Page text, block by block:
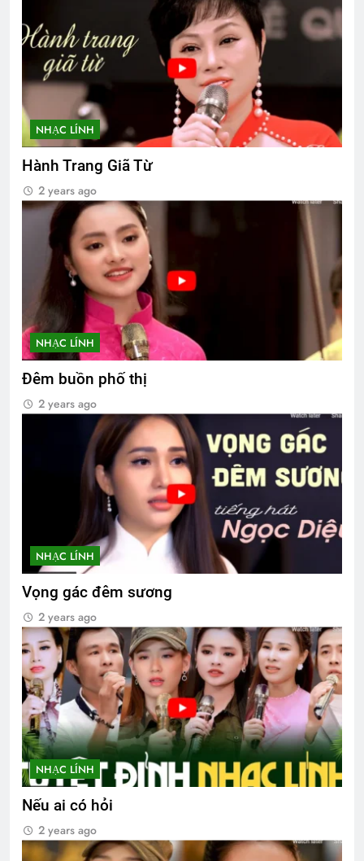
NHẠC LÍNH
Hành Trang Giã Từ
2 years ago
NHẠC LÍNH
Đêm buồn phố thị
2 years ago
NHẠC LÍNH
Vọng gác đêm sương
2 years ago
NHẠC LÍNH
Nếu ai có hỏi
2 years ago